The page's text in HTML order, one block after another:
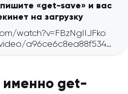
«get-save» и вас
на загрузку
именно get-